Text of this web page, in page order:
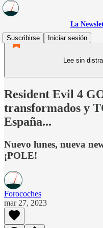
La
Suscribirse
Iniciar sesión
Lee sin
Resident Evil 4
transformados y
España...
Nuevo lunes, nueva
¡POLE!
Forocoches
mar 27, 2023